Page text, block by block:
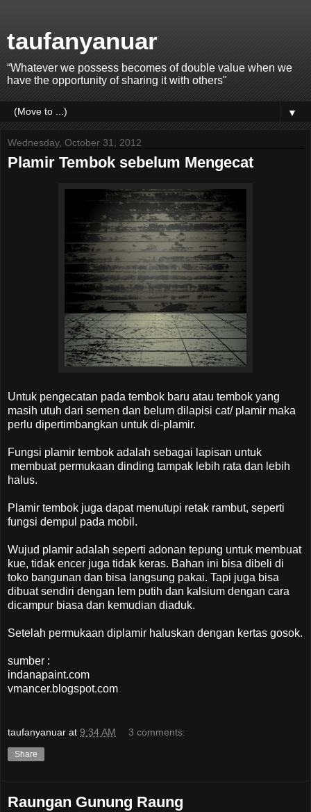
taufanyanuar
“Whatever we possess becomes of double value when we
have the opportunity of sharing it with others"
▼
Wednesday, October 31, 2012
Plamir Tembok sebelum Mengecat
Untuk pengecatan pada tembok baru atau tembok yang
masih utuh dari semen dan belum dilapisi cat/ plamir maka
perlu dipertimbangkan untuk di-plamir.
Fungsi plamir tembok adalah sebagai lapisan untuk
membuat permukaan dinding tampak lebih rata dan lebih
halus.
Plamir tembok juga dapat menutupi retak rambut, seperti
fungsi dempul pada mobil.
Wujud plamir adalah seperti adonan tepung untuk membuat
kue, tidak encer juga tidak keras. Bahan ini bisa dibeli di
toko bangunan dan bisa langsung pakai. Tapi juga bisa
dibuat sendiri dengan lem putih dan kalsium dengan cara
dicampur biasa dan kemudian diaduk.
Setelah permukaan diplamir haluskan dengan kertas gosok.
sumber :
indanapaint.com
vmancer.blogspot.com
taufanyanuar at 9:34 AM 3 comments:
Share
Raungan Gunung Raung